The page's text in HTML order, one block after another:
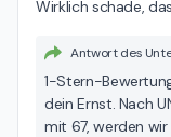
Wirklich schade,
Antwort des
1-Stern-
dein Ernst. Nach
mit 67, werden